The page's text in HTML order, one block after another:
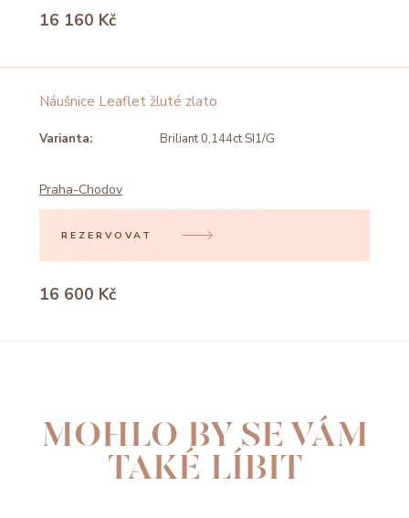
16 160 Kč
Náušnice Leaflet žluté zlato
Varianta: Briliant 0,144ct SI1/G
Praha-Chodov
REZERVOVAT
16 600 Kč
MOHLO BY SE VÁM
TAKÉ LÍBIT